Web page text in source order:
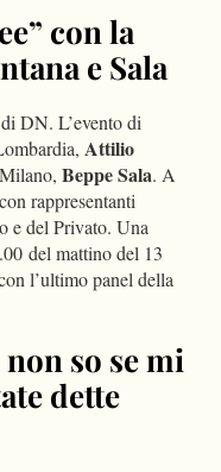
con la
e Sala
DN. L’evento di
Attilio
Beppe Sala. A
rappresentanti
e del Privato. Una
del mattino del 13
l’ultimo panel della
so se mi
dette